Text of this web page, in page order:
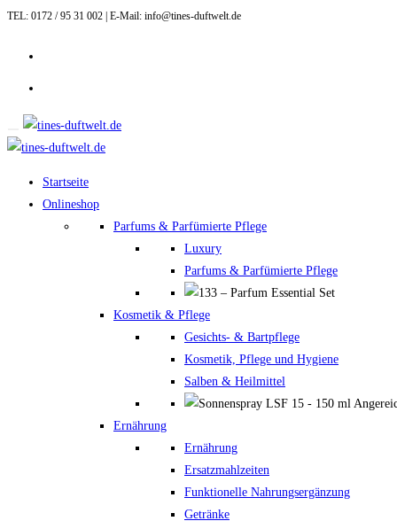
Zum
springen
TEL: 0172 / 95 31 002 | E-Mail: info@tines-duftwelt.de
Startseite
Onlineshop
Parfums & Parfümierte Pflege
Luxury
Parfums & Parfümierte Pflege
Kosmetik & Pflege
Gesichts- & Bartpflege
Kosmetik, Pflege und Hygiene
Salben & Heilmittel
Ernährung
Ernährung
Ersatzmahlzeiten
Funktionelle Nahrungsergänzung
Getränke